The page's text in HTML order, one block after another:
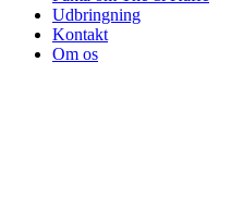
Udbringning
Kontakt
Om os